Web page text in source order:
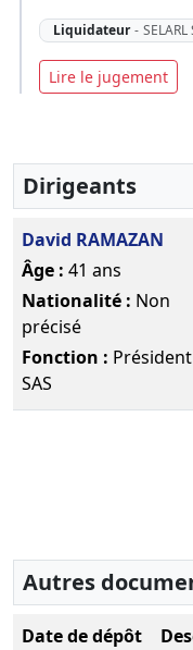
Liquidateur -
Lire le jugement
Dirigeants
David RAMAZAN
Âge : 41 ans
Nationalité : Non
précisé
Fonction :
SAS
Autres
Date de dépôt